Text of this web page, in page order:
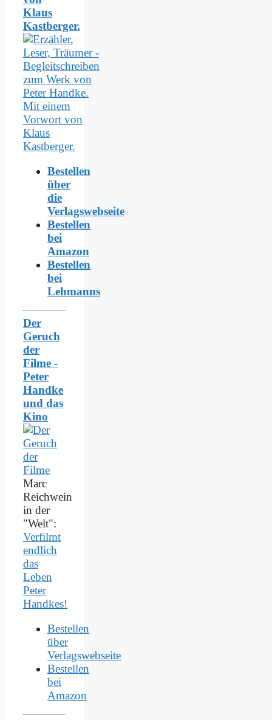
Klaus
Kastberger.
Bestellen
über
die
Verlagswebseite
Bestellen
bei
Amazon
Bestellen
bei
Lehmanns
Der
Geruch
der
Filme -
Peter
Handke
und das
Kino
Marc
Reichwein
in der
"Welt":
Verfilmt
endlich
das
Leben
Peter
Handkes!
Bestellen
über
Verlagswebseite
Bestellen
bei
Amazon